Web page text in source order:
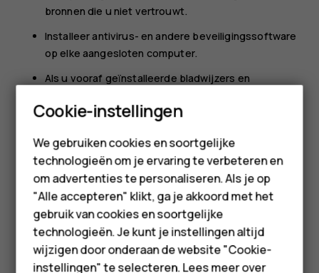
Smartphones
Feature phones
Accessoires
HMD Terra M
Voor bedrijven
bronnen die u niet vertrouwt.
Installeer antivirus- en andere beveiligingssoftware
op elke aangesloten computer.
Als u vooraf geïnstalleerde bladwijzers en
u voorzorgsmaatregelen treffen. HMD Global
verantwoordelijkheid voor.
Was deze informatie nuttig?
Cookie-instellingen
We gebruiken cookies en soortgelijke
technologieën om je ervaring te verbeteren en
om advertenties te personaliseren. Als je op
"Alle accepteren" klikt, ga je akkoord met het
gebruik van cookies en soortgelijke
technologieën. Je kunt je instellingen altijd
wijzigen door onderaan de website "Cookie-
instellingen" te selecteren. Lees meer over